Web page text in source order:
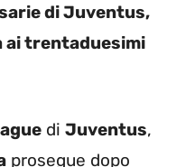
di Juventus,
ai trentaduesimi
di Juventus,
prosegue dopo